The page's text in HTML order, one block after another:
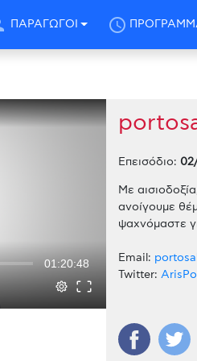
ΠΑΡΑΓΩΓΟΙ schedule
01:20:48
Επεισόδιο:
Με
ανοίγουμε
ψαχνόμαστε
Email:
Twitter: